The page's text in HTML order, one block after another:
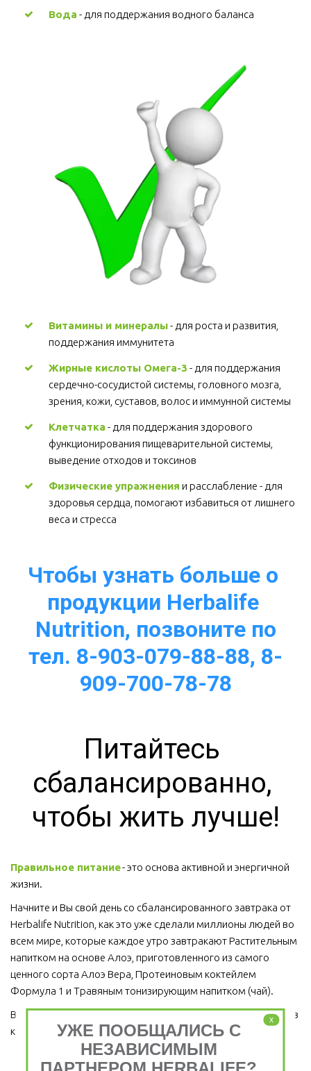
Вода - для поддержания водного баланса
Витамины и минералы - для роста и развития,
поддержания иммунитета
Жирные кислоты Омега-3 - для поддержания
сердечно-сосудистой системы, головного мозга,
зрения, кожи, суставов, волос и иммунной системы
Клетчатка - для поддержания здорового
функционирования пищеварительной системы,
выведение отходов и токсинов
Физические упражнения и расслабление - для
здоровья сердца, помогают избавиться от лишнего
веса и стресса
Чтобы узнать больше о
продукции Herbalife
Nutrition, позвоните по
тел. 8-903-079-88-88, 8-
909-700-78-78
Питайтесь
сбалансированно,
чтобы жить лучше!
Правильное питание - это основа активной и энергичной
жизни.
Начните и Вы свой день со сбалансированного завтрака от
Herbalife Nutrition, как это уже сделали миллионы людей во
всем мире, которые каждое утро завтракают Растительным
напитком на основе Алоэ, приготовленного из самого
ценного сорта Алоэ Вера, Протеиновым коктейлем
Формула 1 и Травяным тонизирующим напитком (чай).
Ведь завтрак является важным приемом пищи, который ни в
коем случае пропускать нельзя!
x
УЖЕ ПООБЩАЛИСЬ С
НЕЗАВИСИМЫМ